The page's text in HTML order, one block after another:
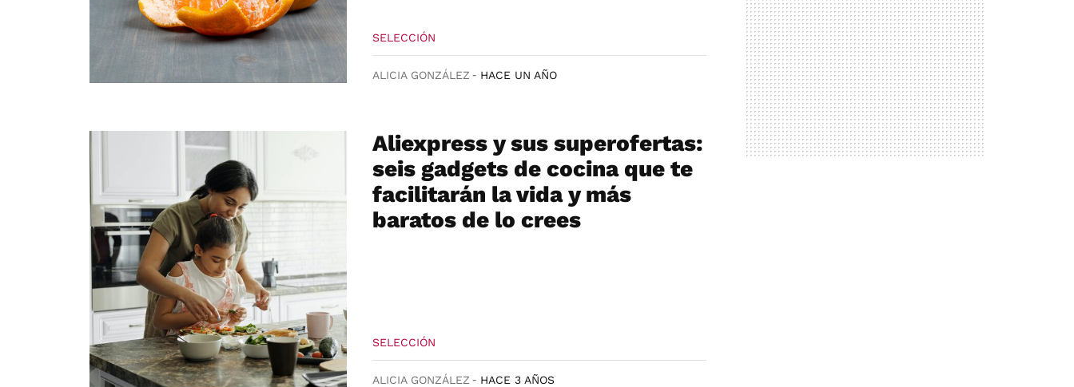
SELECCIÓN
ALICIA GONZÁLEZ HACE UN AÑO
Aliexpress y sus superofertas:
seis gadgets de cocina que te
facilitarán la vida y más
baratos de lo crees
SELECCIÓN
ALICIA GONZÁLEZ HACE 3 AÑOS